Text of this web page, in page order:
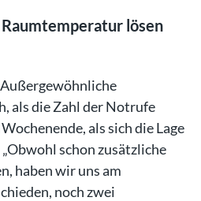
lösen
als die Zahl der Notrufe
als sich die Lage
schon zusätzliche
haben wir uns am
noch zwei